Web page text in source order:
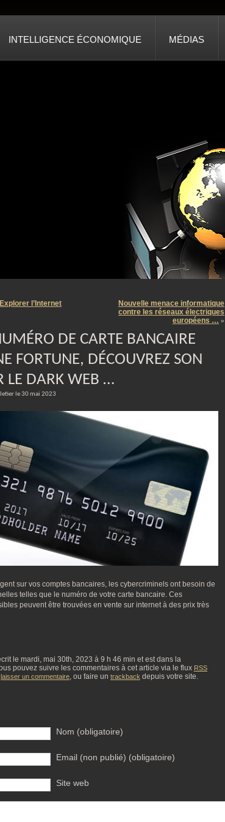
INTELLIGENCE ÉCONOMIQUE MÉDIAS
l’Internet
Nouvelle menace informatique
contre les réseaux électriques
européens … »
DE CARTE BANCAIRE
FORTUNE, DÉCOUVREZ SON
LE DARK WEB …
le 30 mai 2023
sur vos comptes bancaires, les cybercriminels ont besoin de
telles que le numéro de votre carte bancaire. Ces
peuvent être trouvées en vente sur internet à des prix très
le mardi, mai 30th, 2023 à 9 h 46 min et est dans la
pouvez suivre les commentaires à cet article via le flux RSS
laisser un commentaire, ou faire un trackback depuis votre site.
Nom (obligatoire)
Email (non publié) (obligatoire)
Site web